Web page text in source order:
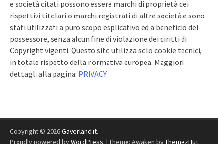
e società citati possono essere marchi di proprietà dei
rispettivi titolari o marchi registrati di altre società e sono
stati utilizzati a puro scopo esplicativo ed a beneficio del
possessore, senza alcun fine di violazione dei diritti di
Copyright vigenti. Questo sito utilizza solo cookie tecnici,
in totale rispetto della normativa europea. Maggiori
dettagli alla pagina: PRIVACY
Copyright © 2026Gaverland.it.
Proudly powered byWordPress. | Theme: Awaken byThemezHut.